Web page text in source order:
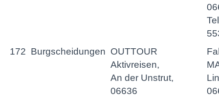
172 Burgscheidungen OUTTOUR
Aktivreisen,
An der Unstrut,
06636